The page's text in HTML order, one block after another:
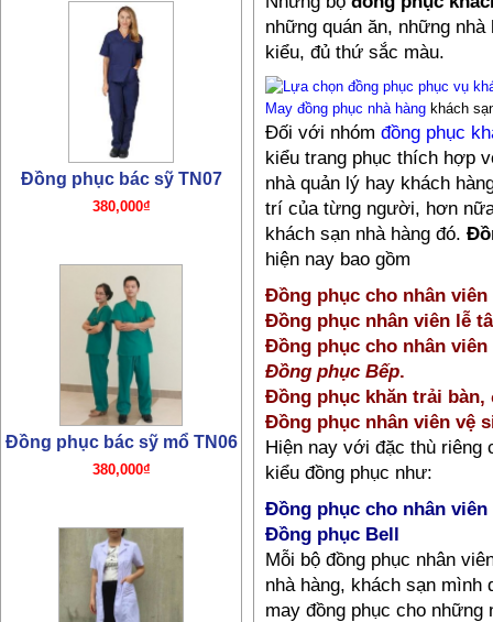
những quán ăn, những
kiểu, đủ thứ sắc màu.
May đồng phục nhà hàng khách
Đối với nhóm đồng phục
kiểu trang phục thích hợp
nhà quản lý hay khách
trí của từng người, hơn
khách sạn nhà hàng đó.
hiện nay bao gồm
Đồng phục cho nhân viên
Đồng phục nhân viên lễ
Đồng phục cho nhân viên
Đồng phục Bếp.
Đồng phục khăn trải bàn,
Đồng phục nhân viên vệ
Hiện nay với đặc thù riêng
kiểu đồng phục như:
Đồng phục cho nhân
Đồng phục Bell
Mỗi bộ đồng phục nhân
nhà hàng, khách sạn
may đồng phục cho
Đồng phục bác sỹ mổ TN06
380,000₫
Đồng phục bác sỹ TN05
320,000₫